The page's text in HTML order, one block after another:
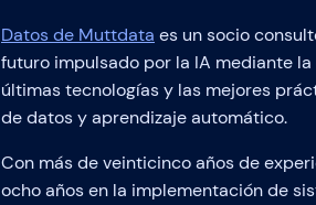
Datos de Muttdata es un socio
futuro impulsado por la IA mediante
últimas tecnologías y las mejores
de datos y aprendizaje automático.
Con más de veinticinco años de
ocho años en la implementación de